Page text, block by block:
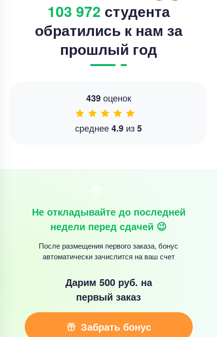
103 972 студента
обратились к нам за
прошлый год
439оценок
среднее4.9 из5
Не откладывайте до последней
недели перед сдачей 😉
После размещения первого заказа, бонус
автоматически зачислится на ваш счет
Дарим 500 руб. на
первый заказ
Забрать бонус